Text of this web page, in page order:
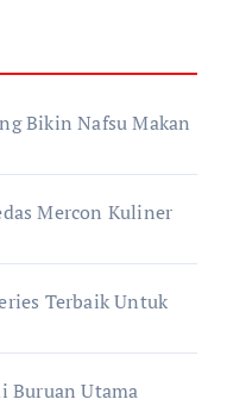
Bikin Nafsu Makan
Mercon Kuliner
Terbaik Untuk
Buruan Utama